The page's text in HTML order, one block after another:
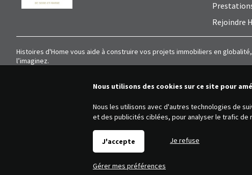
Rejoindre
Histoires d'Home vous aide à construire vos projets immobiliers en
l’imaginez.
Nous utilisons des cookies sur ce site pour
Nous les utilisons avec d'autres technologies de
et des publicités ciblées, pour analyser le trafic
J'accepte Je refuse
Gérer mes préférences